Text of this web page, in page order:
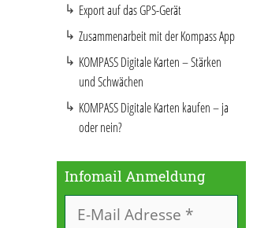
Export auf das GPS-Gerät
Zusammenarbeit mit der Kompass App
KOMPASS Digitale Karten – Stärken
und Schwächen
KOMPASS Digitale Karten kaufen – ja
oder nein?
Infomail Anmeldung